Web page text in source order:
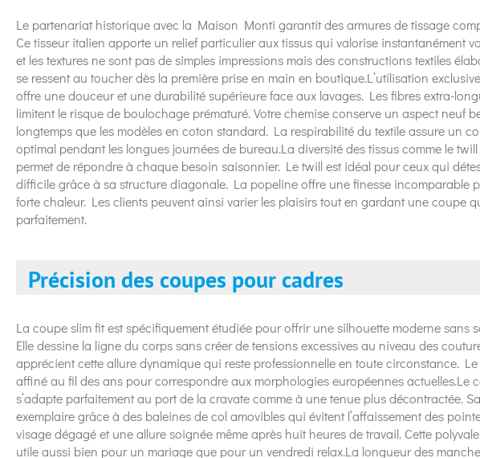
Le partenariat historique avec la Maison Monti garantit des armures de tissage
Ce tisseur italien apporte un relief particulier aux tissus qui valorise instantanément
et les textures ne sont pas de simples impressions mais des constructions textiles
se ressent au toucher dès la première prise en main en boutique.L’utilisation
offre une douceur et une durabilité supérieure face aux lavages. Les fibres extra-
limitent le risque de boulochage prématuré. Votre chemise conserve un aspect neuf
longtemps que les modèles en coton standard. La respirabilité du textile assure un
optimal pendant les longues journées de bureau.La diversité des tissus comme le
permet de répondre à chaque besoin saisonnier. Le twill est idéal pour ceux qui
difficile grâce à sa structure diagonale. La popeline offre une finesse incomparable
forte chaleur. Les clients peuvent ainsi varier les plaisirs tout en gardant une coupe
parfaitement.
Précision des coupes pour cadres
La coupe slim fit est spécifiquement étudiée pour offrir une silhouette moderne sans
Elle dessine la ligne du corps sans créer de tensions excessives au niveau des
apprécient cette allure dynamique qui reste professionnelle en toute circonstance.
affiné au fil des ans pour correspondre aux morphologies européennes actuelles.Le
s’adapte parfaitement au port de la cravate comme à une tenue plus décontractée.
exemplaire grâce à des baleines de col amovibles qui évitent l’affaissement des
visage dégagé et une allure soignée même après huit heures de travail. Cette
utile aussi bien pour un mariage que pour un vendredi relax.La longueur des